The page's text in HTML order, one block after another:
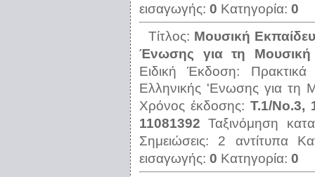
εισαγωγής: 0 Κατηγορία: 0
Τίτλος: Μουσική
Ένωσης για τη Μουσική
Ειδική Έκδοση:
Ελληνικής 'Ενωσης για τη
Χρόνος έκδοσης:Τ.1/Νο.3,
11081392 Ταξινόμηση
Σημειώσεις: 2 αντίτυπα
εισαγωγής: 0 Κατηγορία: 0